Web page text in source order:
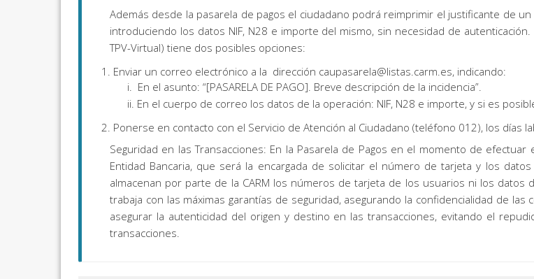
Además desde la pasarela de pagos el ciudadano podrá reimprimir el justificante de
introduciendo los datos NIF, N28 e importe del mismo, sin necesidad de
TPV-Virtual) tiene dos posibles opciones:
Enviar un correo electrónico a la dirección caupasarela@listas.carm.es, indicando:
i. En el asunto: “[PASARELA DE PAGO]. Breve descripción de la incidencia”.
ii. En el cuerpo de correo los datos de la operación: NIF, N28 e importe, y si es
Ponerse en contacto con el Servicio de Atención al Ciudadano (teléfono 012), los
Seguridad en las Transacciones: En la Pasarela de Pagos en el momento de
Entidad Bancaria, que será la encargada de solicitar el número de tarjeta y los
almacenan por parte de la CARM los números de tarjeta de los usuarios ni los datos
trabaja con las máximas garantías de seguridad, asegurando la confidencialidad de
asegurar la autenticidad del origen y destino en las transacciones, evitando el
transacciones.